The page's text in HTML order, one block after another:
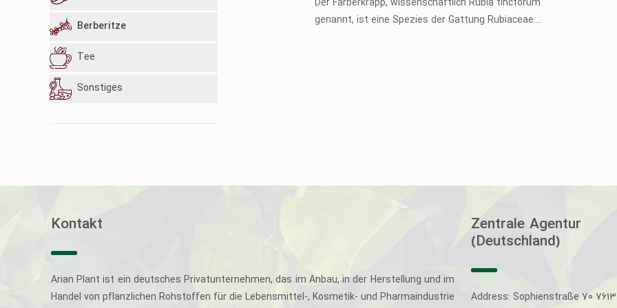
Der Färberkrapp, wissenschaftlich Rubia tinctorum
genannt, ist eine Spezies der Gattung Rubiaceae....
Berberitze
Tee
Sonstiges
Kontakt
Arian Plant ist ein deutsches Privatunternehmen, das im Anbau, in der Herstellung und im
Handel von pflanzlichen Rohstoffen für die Lebensmittel-, Kosmetik- und Pharmaindustrie
Zentrale Agentur
(Deutschland)
Address: Sophienstraße 70